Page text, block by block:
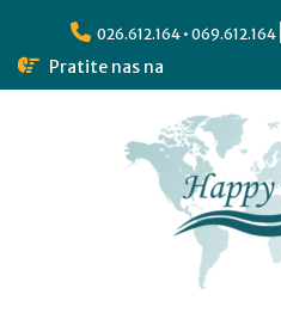
026.612.164 • 069.612.164
Pratite nas na